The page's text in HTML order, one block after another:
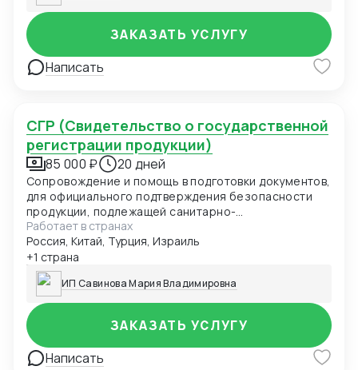
Написать
ЗАКАЗАТЬ УСЛУГУ
СГР (Свидетельство о государственной
регистрации продукции)
85 000 ₽ 20 дней
Сопровождение и помощь в подготовки документов,
для официального подтверждения безопасности
продукции, подлежащей санитарно-
эпидемиологическому надзору. СГР-обязательно
для продажи на территории ЕАЭС (продукция,
контактирующая с пищей, детские товары,
косметика и др.).
Работает в странах
Россия, Китай, Турция, Израиль
+1 страна
ИП Савинова Мария Владимировна
Написать
ЗАКАЗАТЬ УСЛУГУ